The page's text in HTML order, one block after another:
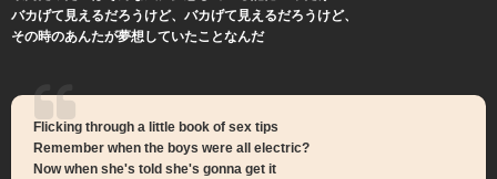
バカげて見えるだろうけど、バカげて見えるだろうけど、
その時のあんたが夢想していたことなんだ
Flicking through a little book of sex tips
Remember when the boys were all electric?
Now when she's told she's gonna get it